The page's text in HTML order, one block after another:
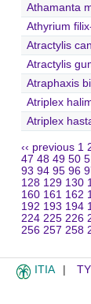
Athamanta
Athyrium
Atractylis
Atractylis
Atraphaxis
Atriplex
Atriplex
‹‹ previous 1
47 48 49 50
93 94 95 96
128 129 130
160 161 162
192 193 194
224 225 226
256 257 258
ITIA